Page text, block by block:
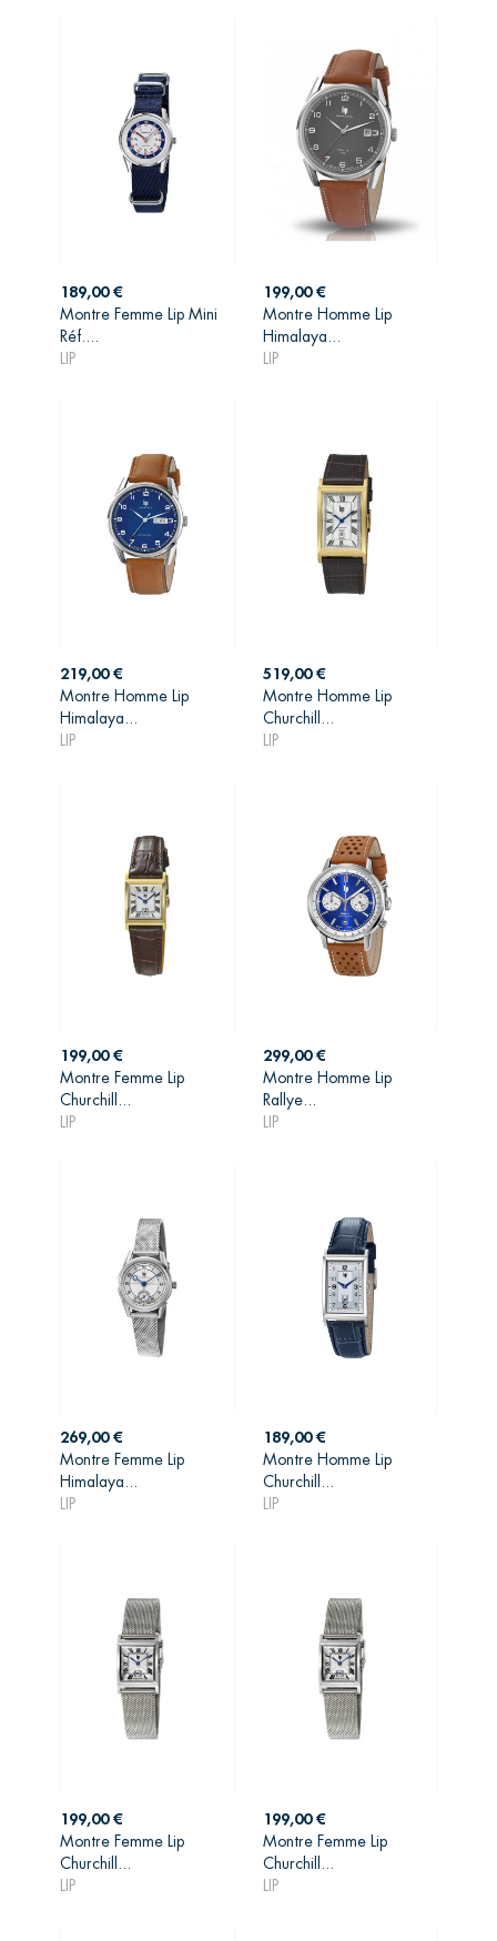
Prix
189,00 €
Montre Femme Lip Mini
Réf....
LIP
AJOUTER AU
Prix
199,00 €
Montre Homme Lip
Himalaya...
LIP
AJOUTER AU
PANIER
Prix
219,00 €
Montre Homme Lip
Himalaya...
LIP
AJOUTER AU
PANIER
Prix
519,00 €
Montre Homme Lip
Churchill...
LIP
AJOUTER AU
PANIER
Prix
199,00 €
Montre Femme Lip
Churchill...
LIP
AJOUTER AU
PANIER
Prix
299,00 €
Montre Homme Lip
Rallye...
LIP
AJOUTER AU
Prix
269,00 €
Montre Femme Lip
Himalaya...
LIP
AJOUTER AU
PANIER
Prix
189,00 €
Montre Homme Lip
Churchill...
LIP
AJOUTER AU
PANIER
Prix
199,00 €
Montre Femme Lip
Churchill...
LIP
AJOUTER AU
PANIER
Prix
199,00 €
Montre Femme Lip
Churchill...
LIP
AJOUTER AU
PANIER